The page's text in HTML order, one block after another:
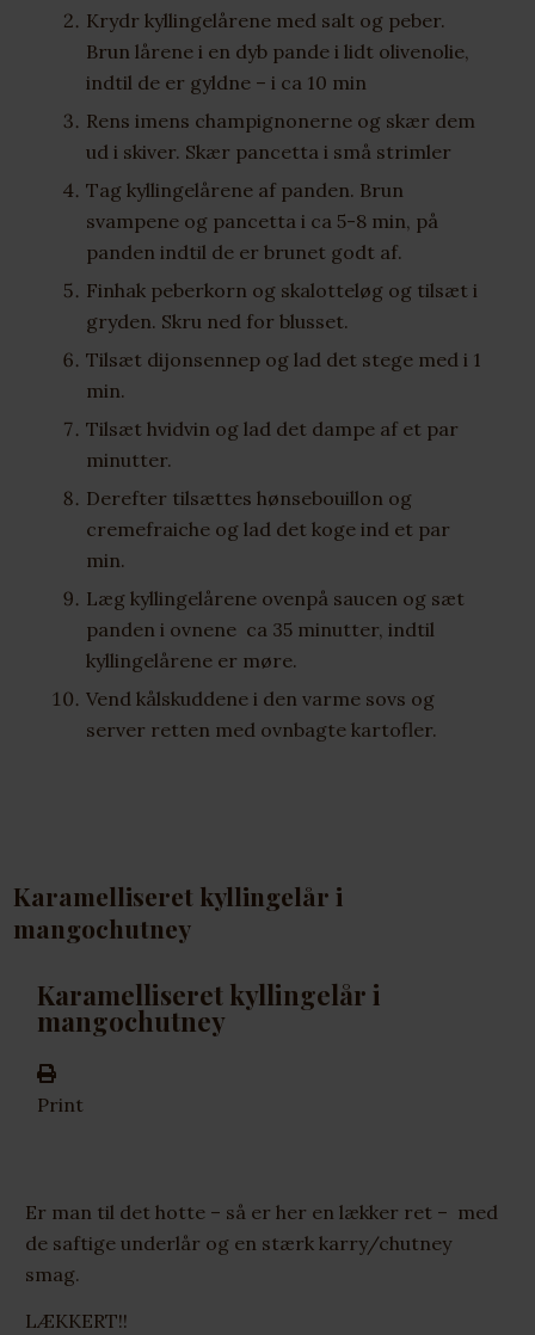
Krydr kyllingelårene med salt og peber.
Brun lårene i en dyb pande i lidt olivenolie,
indtil de er gyldne – i ca 10 min
Rens imens champignonerne og skær dem
ud i skiver. Skær pancetta i små strimler
Tag kyllingelårene af panden. Brun
svampene og pancetta i ca 5-8 min, på
panden indtil de er brunet godt af.
Finhak peberkorn og skalotteløg og tilsæt i
gryden. Skru ned for blusset.
Tilsæt dijonsennep og lad det stege med i 1
min.
Tilsæt hvidvin og lad det dampe af et par
minutter.
Derefter tilsættes hønsebouillon og
cremefraiche og lad det koge ind et par
min.
Læg kyllingelårene ovenpå saucen og sæt
panden i ovnene ca 35 minutter, indtil
kyllingelårene er møre.
Vend kålskuddene i den varme sovs og
server retten med ovnbagte kartofler.
Karamelliseret kyllingelår i
mangochutney
Karamelliseret kyllingelår i
mangochutney
Print
Er man til det hotte – så er her en lækker ret – med
de saftige underlår og en stærk karry/chutney
smag.
LÆKKERT!!